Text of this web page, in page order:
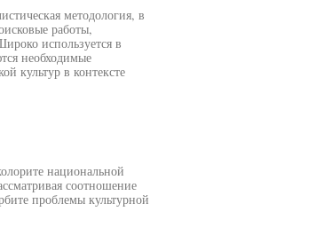
методология, в
работы,
используется в
необходимые
культур в контексте
национальной
соотношение
проблемы культурной